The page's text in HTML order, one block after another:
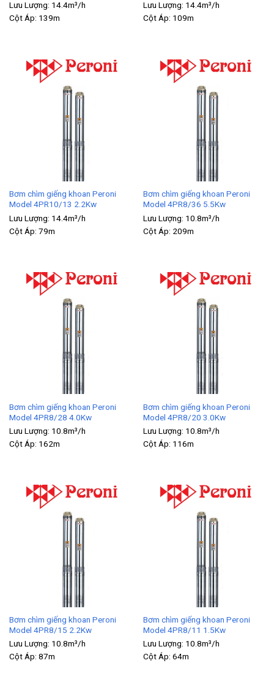
Lưu Lượng: 14.4m³/h
Cột Áp: 139m
Lưu Lượng: 14.4m³/h
Cột Áp: 109m
Bơm chìm giếng khoan Peroni
Model 4PR10/13 2.2Kw
Lưu Lượng: 14.4m³/h
Cột Áp: 79m
Bơm chìm giếng khoan Peroni
Model 4PR8/36 5.5Kw
Lưu Lượng: 10.8m³/h
Cột Áp: 209m
Bơm chìm giếng khoan Peroni
Model 4PR8/28 4.0Kw
Lưu Lượng: 10.8m³/h
Cột Áp: 162m
Bơm chìm giếng khoan Peroni
Model 4PR8/20 3.0Kw
Lưu Lượng: 10.8m³/h
Cột Áp: 116m
Bơm chìm giếng khoan Peroni
Model 4PR8/15 2.2Kw
Lưu Lượng: 10.8m³/h
Cột Áp: 87m
Bơm chìm giếng khoan Peroni
Model 4PR8/11 1.5Kw
Lưu Lượng: 10.8m³/h
Cột Áp: 64m